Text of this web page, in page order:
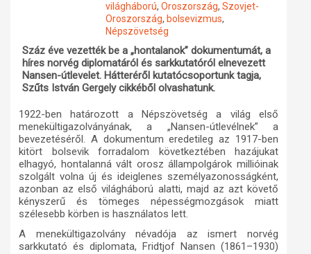
Műhelymunkák
világháború, Oroszország, Szovjet-
Oroszország, bolsevizmus,
Népszövetség
Száz éve vezették be a „hontalanok” dokumentumát, a
híres norvég diplomatáról és sarkkutatóról elnevezett
Nansen-útlevelet. Hátteréről kutatócsoportunk tagja,
Szűts István Gergely cikkéből olvashatunk.
1922-ben határozott a Népszövetség a világ első
menekültigazolványának, a „Nansen-útlevélnek” a
bevezetéséről. A dokumentum eredetileg az 1917-ben
kitört bolsevik forradalom következtében hazájukat
elhagyó, hontalanná vált orosz állampolgárok millióinak
szolgált volna új és ideiglenes személyazonosságként,
azonban az első világháború alatti, majd az azt követő
kényszerű és tömeges népességmozgások miatt
szélesebb körben is használatos lett.
A menekültigazolvány névadója az ismert norvég
sarkkutató és diplomata, Fridtjof Nansen (1861–1930)